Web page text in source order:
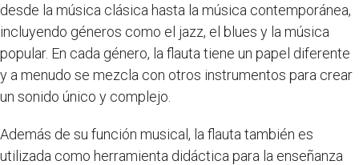
desde la música clásica hasta la música contemporánea,
incluyendo géneros como el jazz, el blues y la música
popular. En cada género, la flauta tiene un papel diferente
y a menudo se mezcla con otros instrumentos para crear
un sonido único y complejo.
Además de su función musical, la flauta también es
utilizada como herramienta didáctica para la enseñanza